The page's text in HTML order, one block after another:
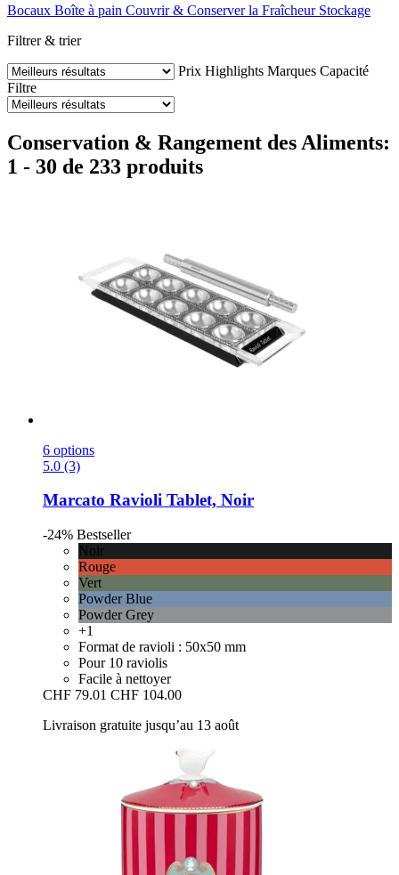
Bocaux Boîte à pain Couvrir & Conserver la Fraîcheur Stockage
Filtrer & trier
Prix Highlights Marques Capacité
Filtre
Conservation & Rangement des Aliments:
1 - 30 de 233 produits
6 options
5.0 (3)
Marcato Ravioli Tablet, Noir
-24% Bestseller
Noir
Rouge
Vert
Powder Blue
Powder Grey
+1
Format de ravioli : 50x50 mm
Pour 10 raviolis
Facile à nettoyer
CHF 79.01 CHF 104.00
Livraison gratuite jusqu’au 13 août